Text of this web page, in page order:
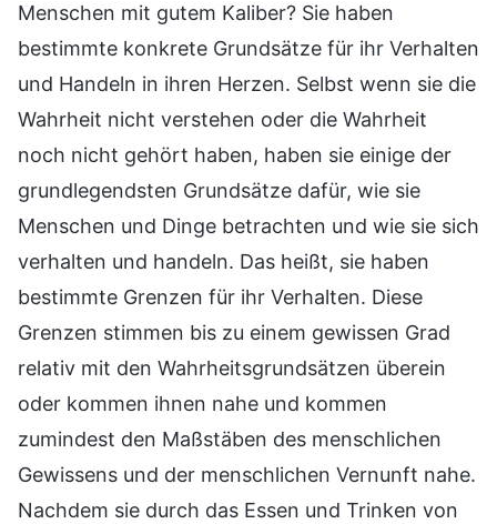
Menschen mit gutem Kaliber? Sie haben
bestimmte konkrete Grundsätze für ihr Verhalten
und Handeln in ihren Herzen. Selbst wenn sie die
Wahrheit nicht verstehen oder die Wahrheit
noch nicht gehört haben, haben sie einige der
grundlegendsten Grundsätze dafür, wie sie
Menschen und Dinge betrachten und wie sie sich
verhalten und handeln. Das heißt, sie haben
bestimmte Grenzen für ihr Verhalten. Diese
Grenzen stimmen bis zu einem gewissen Grad
relativ mit den Wahrheitsgrundsätzen überein
oder kommen ihnen nahe und kommen
zumindest den Maßstäben des menschlichen
Gewissens und der menschlichen Vernunft nahe.
Nachdem sie durch das Essen und Trinken von